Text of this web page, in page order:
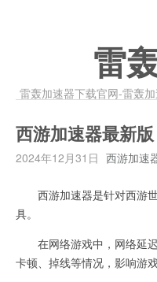
雷
雷轰加速器下载官网-雷轰
西游加速器最新版
2024年12月31日 西游加速
西游加速器是针对西游世
具。
在网络游戏中，网络延迟
卡顿、掉线等情况，影响游戏